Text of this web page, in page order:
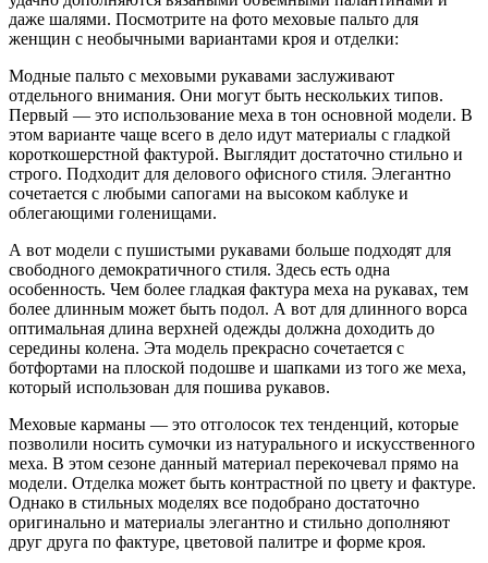
даже шалями. Посмотрите на фото меховые пальто для
женщин с необычными вариантами кроя и отделки:
Модные пальто с меховыми рукавами заслуживают
отдельного внимания. Они могут быть нескольких типов.
Первый — это использование меха в тон основной модели. В
этом варианте чаще всего в дело идут материалы с гладкой
короткошерстной фактурой. Выглядит достаточно стильно и
строго. Подходит для делового офисного стиля. Элегантно
сочетается с любыми сапогами на высоком каблуке и
облегающими голенищами.
А вот модели с пушистыми рукавами больше подходят для
свободного демократичного стиля. Здесь есть одна
особенность. Чем более гладкая фактура меха на рукавах, тем
более длинным может быть подол. А вот для длинного ворса
оптимальная длина верхней одежды должна доходить до
середины колена. Эта модель прекрасно сочетается с
ботфортами на плоской подошве и шапками из того же меха,
который использован для пошива рукавов.
Меховые карманы — это отголосок тех тенденций, которые
позволили носить сумочки из натурального и искусственного
меха. В этом сезоне данный материал перекочевал прямо на
модели. Отделка может быть контрастной по цвету и фактуре.
Однако в стильных моделях все подобрано достаточно
оригинально и материалы элегантно и стильно дополняют
друг друга по фактуре, цветовой палитре и форме кроя.